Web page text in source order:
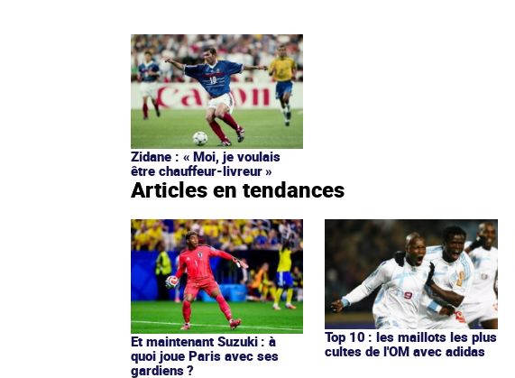
Zidane : « Moi, je voulais
être chauffeur-livreur »
Articles en tendances
Et maintenant Suzuki : à
quoi joue Paris avec ses
gardiens ?
Top 10 : les maillots les plus
cultes de l'OM avec adidas